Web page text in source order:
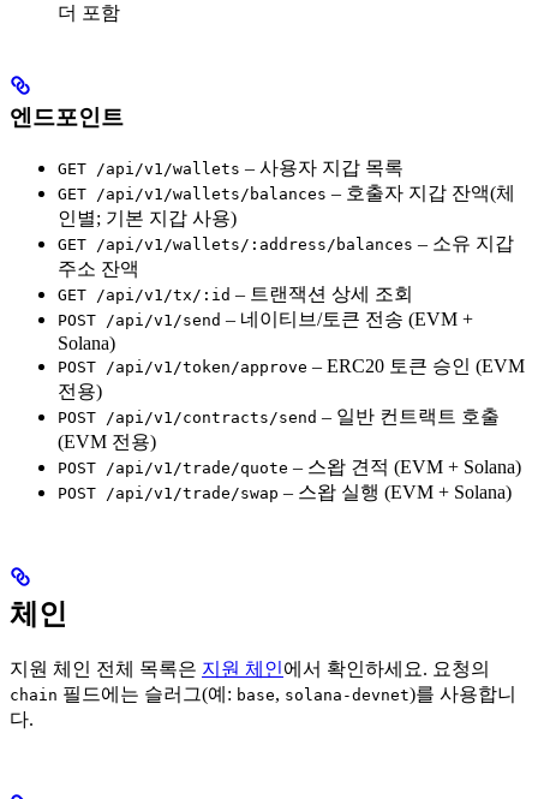
더 포함
엔드포인트
GET /api/v1/wallets – 사용자 지갑 목록
GET /api/v1/wallets/balances – 호출자 지갑 잔액(체
인별; 기본 지갑 사용)
GET /api/v1/wallets/:address/balances – 소유 지갑
주소 잔액
GET /api/v1/tx/:id – 트랜잭션 상세 조회
POST /api/v1/send – 네이티브/토큰 전송 (EVM +
Solana)
POST /api/v1/token/approve – ERC20 토큰 승인 (EVM
전용)
POST /api/v1/contracts/send – 일반 컨트랙트 호출
(EVM 전용)
POST /api/v1/trade/quote – 스왑 견적 (EVM + Solana)
POST /api/v1/trade/swap – 스왑 실행 (EVM + Solana)
체인
지원 체인 전체 목록은 지원 체인에서 확인하세요. 요청의
chain 필드에는 슬러그(예: base, solana-devnet)를 사용합니
다.